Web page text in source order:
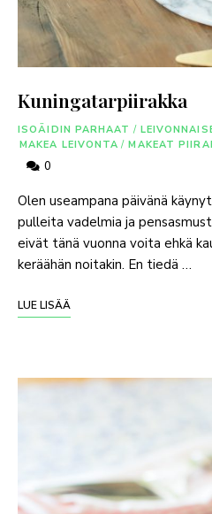
Kuningatarpiirakka
ISOÄIDIN PARHAAT /
MAKEA LEIVONTA / MAKEAT
0
Olen useampana päivänä
pulleita vadelmia ja
eivät tänä vuonna voita ehkä
keräähän noitakin. En tiedä …
LUE LISÄÄ